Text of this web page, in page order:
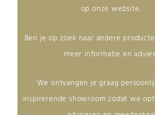
op onze website.
Ben je op zoek naar andere
meer informatie en
We ontvangen je graag
inspirerende showroom zodat we